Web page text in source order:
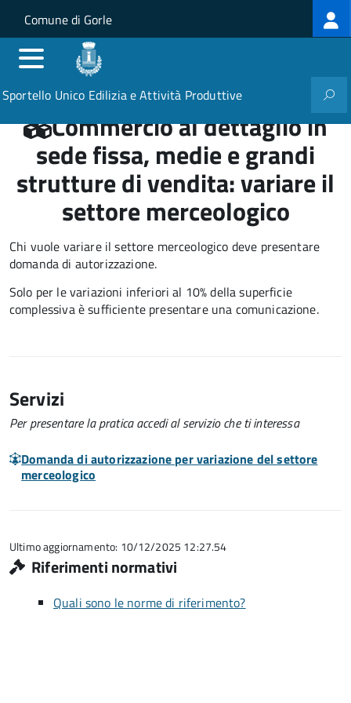
Salta al contenuto principale
Skip to site navigation
Comune di Gorle
Sportello Unico Edilizia e Attività Produttive
Commercio al dettaglio in
sede fissa, medie e grandi
strutture di vendita: variare il
settore merceologico
Chi vuole variare il settore merceologico deve presentare
domanda di autorizzazione.
Solo per le variazioni inferiori al 10% della superficie
complessiva è sufficiente presentare una comunicazione.
Servizi
Per presentare la pratica accedi al servizio che ti interessa
Domanda di autorizzazione per variazione del settore
merceologico
Ultimo aggiornamento: 10/12/2025 12:27.54
Riferimenti normativi
Quali sono le norme di riferimento?